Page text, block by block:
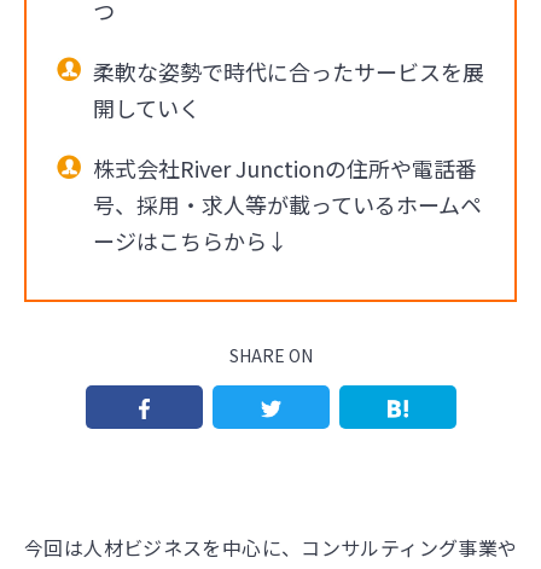
つ
柔軟な姿勢で時代に合ったサービスを展
開していく
株式会社River Junctionの住所や電話番
号、採用・求人等が載っているホームペ
ージはこちらから↓
SHARE ON
今回は人材ビジネスを中心に、コンサルティング事業や